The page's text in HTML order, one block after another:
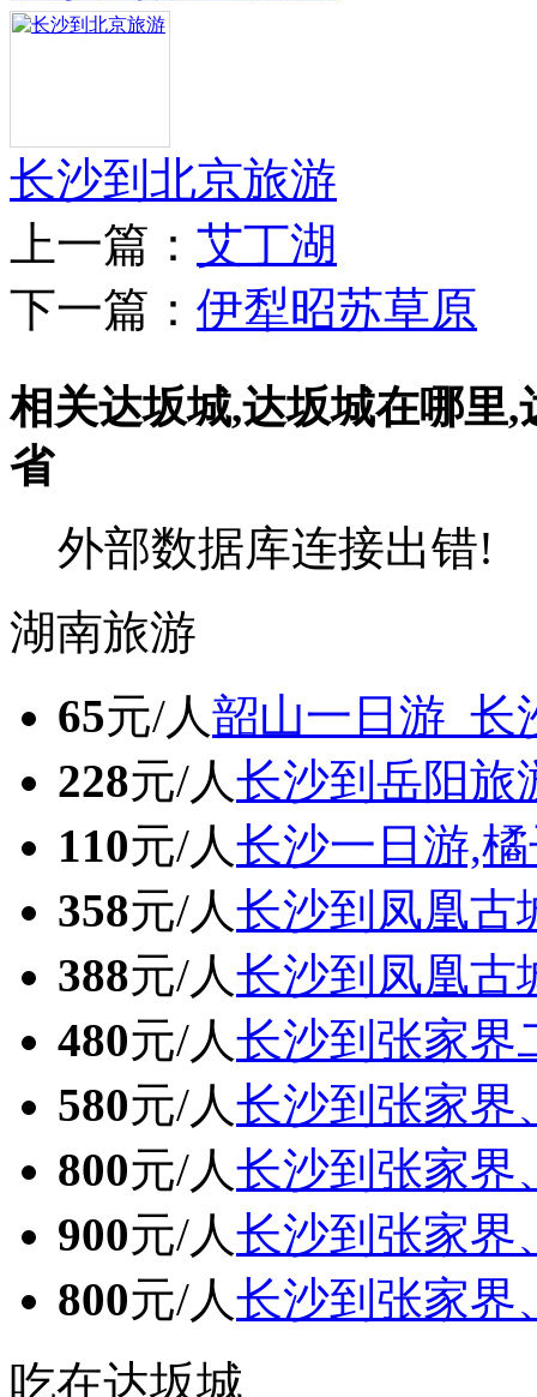
长沙到北京旅游
上一篇： 艾丁湖
下一篇： 伊犁昭苏草原
相关达坂城,达坂城在哪里
省
外部数据库连接出错!
湖南旅游
65元/人韶山一日游_长
228元/人长沙到岳阳旅
110元/人长沙一日游,
358元/人长沙到凤凰古
388元/人长沙到凤凰古
480元/人长沙到张家界
580元/人长沙到张家界
800元/人长沙到张家界
900元/人长沙到张家界
800元/人长沙到张家界
吃在达坂城